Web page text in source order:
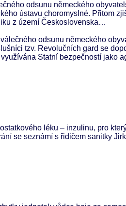
odsunu německého
ústavu choromyslné. Přitom
z území Československa…
odsunu německého
tzv. Revolučních gard se
Statní bezpečností jako
léku – inzulinu, pro
se seznámí s řidičem sanitky